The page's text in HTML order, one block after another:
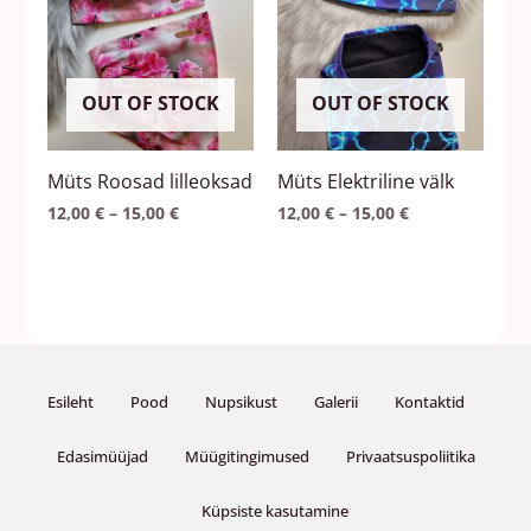
OUT OF STOCK
Müts Roosad lilleoksad
12,00 € – 15,00 €
mitu
varianti.
Valikuid
saab
teha
tootelehel.
OUT OF STOCK
Müts Elektriline välk
12,00 € – 15,00 €
mitu
varianti.
Valikuid
saab
teha
tootelehel.
Esileht Pood Nupsikust Galerii Kontaktid
Edasimüüjad Müügitingimused Privaatsuspoliitika
Küpsiste kasutamine